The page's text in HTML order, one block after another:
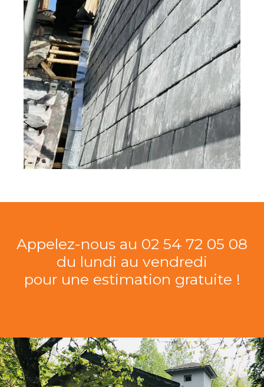
Appelez-nous au 02 54 72 05 08
du lundi au vendredi
pour une estimation gratuite !